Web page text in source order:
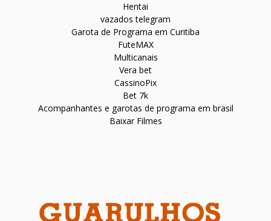
Hentai
vazados telegram
Garota de Programa em Curitiba
FuteMAX
Multicanais
Vera bet
CassinoPix
Bet 7k
Acompanhantes e garotas de programa em brasil
Baixar Filmes